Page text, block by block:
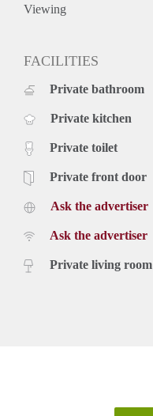
Viewing
FACILITIES
Private bathroom
Private kitchen
Private toilet
Private front door
Ask the advertiser
Ask the advertiser
Private living room